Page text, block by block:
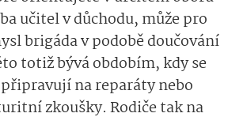
učitel v důchodu, může pro
brigáda v podobě doučování
totiž bývá obdobím, kdy se
na reparáty nebo
zkoušky. Rodiče tak na